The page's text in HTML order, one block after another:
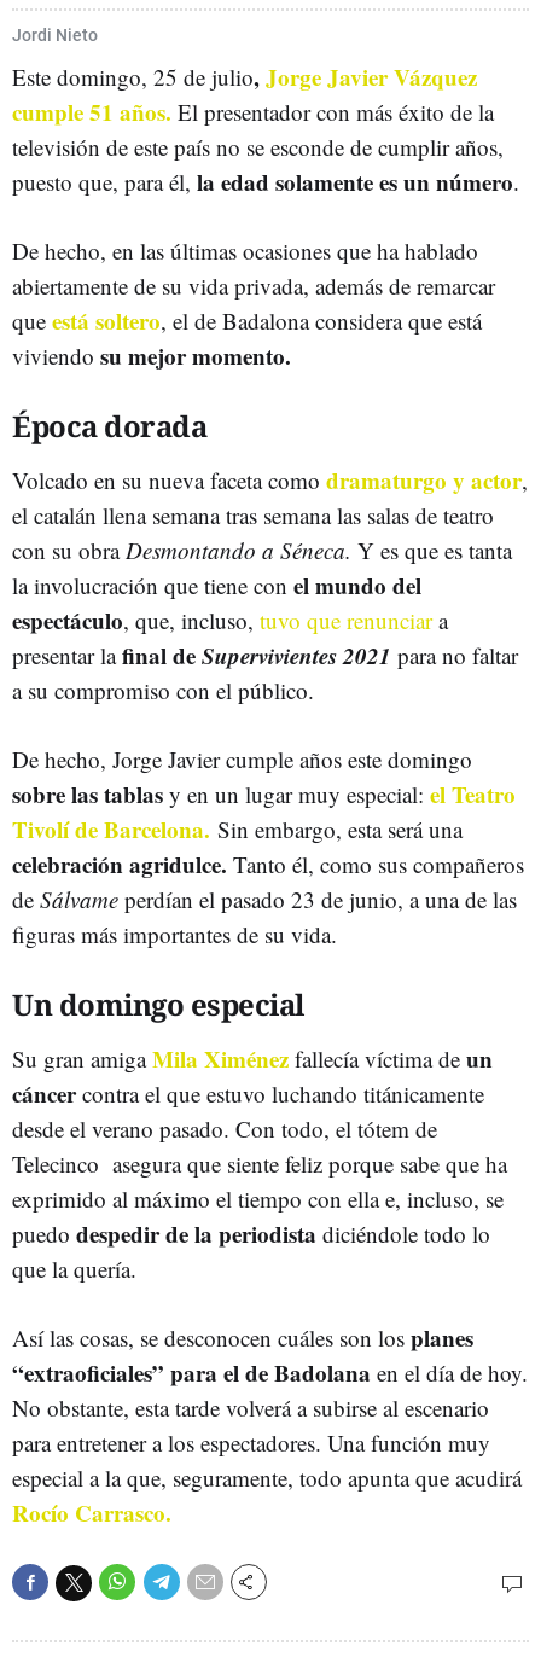
Jordi Nieto
Este domingo, 25 de julio,Jorge Javier Vázquez
cumple 51 años. El presentador con más éxito de la
televisión de este país no se esconde de cumplir años,
puesto que, para él, la edad solamente es un número.
De hecho, en las últimas ocasiones que ha hablado
abiertamente de su vida privada, además de remarcar
que está soltero, el de Badalona considera que está
viviendo su mejor momento.
Época dorada
Volcado en su nueva faceta como dramaturgo y actor,
el catalán llena semana tras semana las salas de teatro
con su obraDesmontando a Séneca. Y es que es tanta
la involucración que tiene con el mundo del
espectáculo, que, incluso, tuvo que renunciara
presentar lafinal deSupervivientes 2021 para no faltar
a su compromiso con el público.
De hecho, Jorge Javier cumple años este domingo
sobre las tablas y en un lugar muy especial: el Teatro
Tivolí de Barcelona. Sin embargo, esta será una
celebración agridulce. Tanto él, como sus compañeros
de Sálvame perdían el pasado 23 de junio, a una de las
figuras más importantes de su vida.
Un domingo especial
Su gran amigaMila Ximénez fallecía víctima de un
cáncercontra el que estuvo luchando titánicamente
desde el verano pasado. Con todo, el tótem de
Telecinco asegura que siente feliz porque sabe que ha
exprimido al máximo el tiempo con ella e, incluso, se
puedo despedir de la periodista diciéndole todo lo
que la quería.
Así las cosas, se desconocen cuáles son los planes
“extraoficiales” para el de Badolana en el día de hoy.
No obstante, esta tarde volverá a subirse al escenario
para entretener a los espectadores. Una función muy
especial a la que, seguramente, todo apunta que acudirá
Rocío Carrasco.